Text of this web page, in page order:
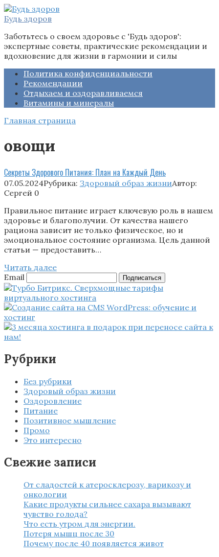
Перейти
к
Будь здоров
Заботьтесь о своем здоровье с 'Будь здоров':
экспертные советы, практические рекомендации и
вдохновение для жизни в гармонии и силы
Политика конфиденциальности
Рекомендации
Отдыхаем и оздоравливаемся
Витамины и минералы
Главная страница
овощи
Секреты Здорового Питания: План на Каждый День
07.05.2024Рубрика: Здоровый образ жизниАвтор:
Сергей 0
Правильное питание играет ключевую роль в нашем
здоровье и благополучии. От качества нашего
рациона зависит не только физическое, но и
эмоциональное состояние организма. Цель данной
статьи — предоставить…
Читать далее
Email
Подписаться
Рубрики
Без рубрики
Здоровый образ жизни
Оздоровление
Питание
Позитивное мышление
Промо
Это интересно
Свежие записи
От сладостей к атеросклерозу, варикозу и
онкологии
Какие продукты сильнее сахара вызывают
чувство голода?
Что есть утром для энергии.
Потеря мышц после 30
Почему после 40 появляется живот